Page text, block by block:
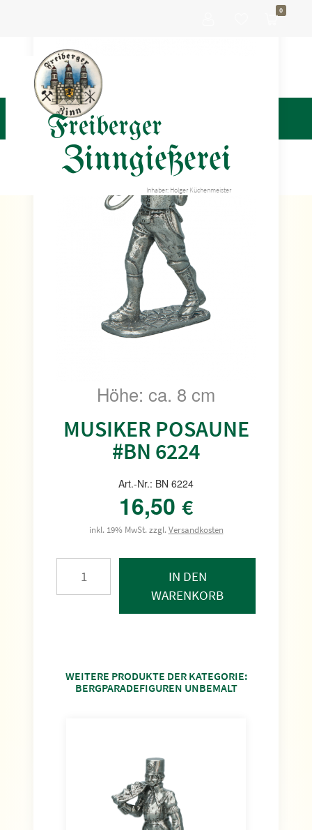
Freiberger
Zinngießerei
Inhaber: Holger Küchenmeister
0
Höhe: ca. 8 cm
MUSIKER POSAUNE
#BN 6224
Art.-Nr.: BN 6224
16,50 €
inkl. 19% MwSt. zzgl.Versandkosten
IN DEN
WARENKORB
WEITERE PRODUKTE DER KATEGORIE:
BERGPARADEFIGUREN UNBEMALT